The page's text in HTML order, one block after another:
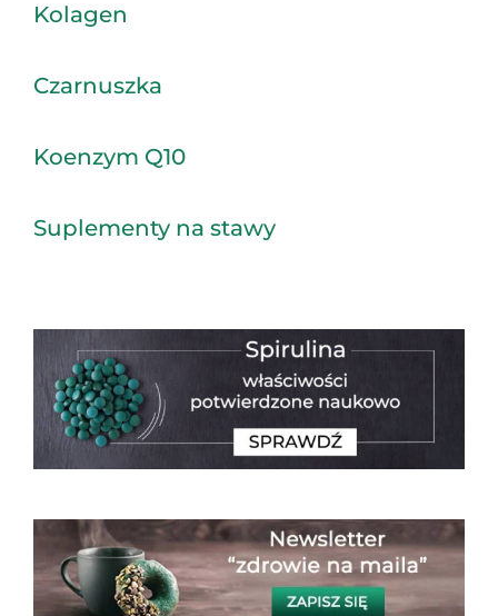
Kolagen
Czarnuszka
Koenzym Q10
Suplementy na stawy